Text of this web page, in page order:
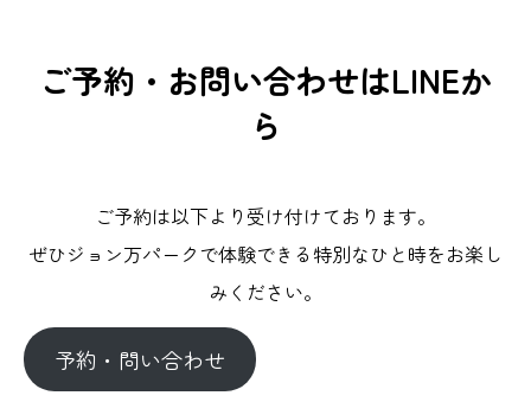
ご予約・お問い合わせはLINEか
ら
ご予約は以下より受け付けております。
ぜひジョン万パークで体験できる特別なひと時をお楽し
みください。
予約・問い合わせ